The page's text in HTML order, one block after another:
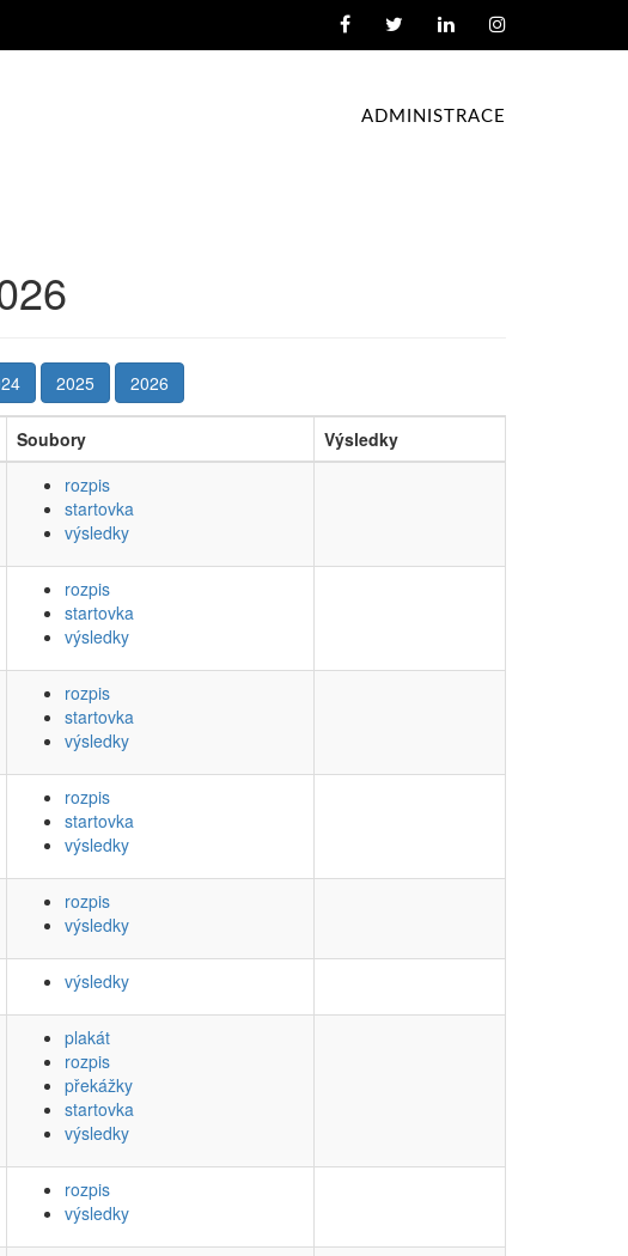
ADMINISTRACE
2025 2026
Soubory
Výsledky
rozpis
startovka
výsledky
rozpis
startovka
výsledky
rozpis
startovka
výsledky
rozpis
startovka
výsledky
rozpis
výsledky
výsledky
plakát
rozpis
překážky
startovka
výsledky
rozpis
výsledky